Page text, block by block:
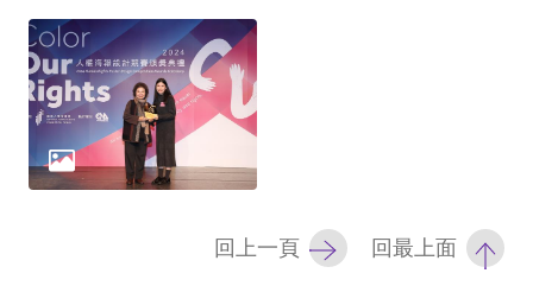
政
策
政
網
回上一頁 回最上面